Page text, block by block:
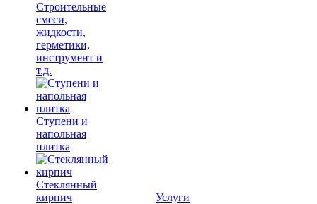
Строительные
смеси,
жидкости,
герметики,
инструмент и
т.д.
Ступени и
напольная
плитка
Cтеклянный
кирпич
Услуги